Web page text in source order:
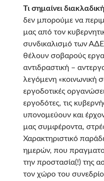
Τι σημαίνει
δεν μπορούμε να
μας από τον
συνδικαλισμό των
θέλουν σοβαρούς
αντιδραστική –
λεγόμενη «κοινωνική
εργοδοτικές
εργοδότες, τις
υπονομεύουν και
μας συμφέροντα,
Χαρακτηριστικό
ημερών, που
την προστασία(!) της
τον χώρο του